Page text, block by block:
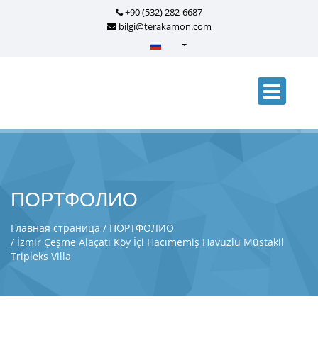
+90 (532) 282-6687
bilgi@terakamon.com
ПОРТФОЛИО
Главная страница
ПОРТФОЛИО
İzmir Çeşme Alaçatı Köy İçi Hacımemiş Havuzlu Müstakil
Tripleks Villa